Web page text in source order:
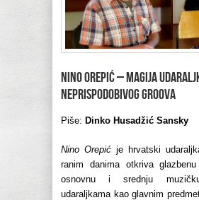
NINO OREPIĆ – MAGIJA
NEPRISPODOBIVOG GROOVA
Piše: Dinko Husadžić Sansky
Nino Orepić je hrvatski
ranim danima otkriva
osnovnu i srednju
udaraljkama kao glavnim